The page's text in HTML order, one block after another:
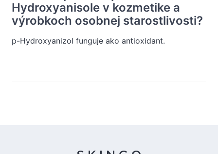
Hydroxyanisole v kozmetike a
výrobkoch osobnej starostlivosti?
p-Hydroxyanizol funguje ako antioxidant.